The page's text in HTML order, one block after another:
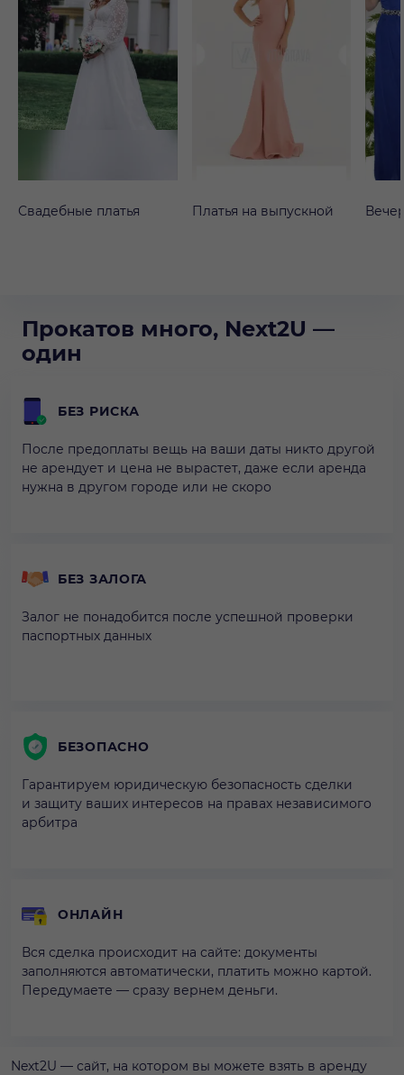
Свадебные платья Платья на выпускной
Прокатов много, Next2U —
один
БЕЗ РИСКА
После предоплаты вещь на ваши даты никто другой
не арендует и цена не вырастет, даже если аренда
нужна в другом городе или не скоро
БЕЗ ЗАЛОГА
Залог не понадобится после успешной проверки
паспортных данных
БЕЗОПАСНО
Гарантируем юридическую безопасность сделки
и защиту ваших интересов на правах независимого
арбитра
ОНЛАЙН
Вся сделка происходит на сайте: документы
заполняются автоматически, платить можно картой.
Передумаете — сразу вернем деньги.
Next2U — сайт, на котором вы можете взять в аренду